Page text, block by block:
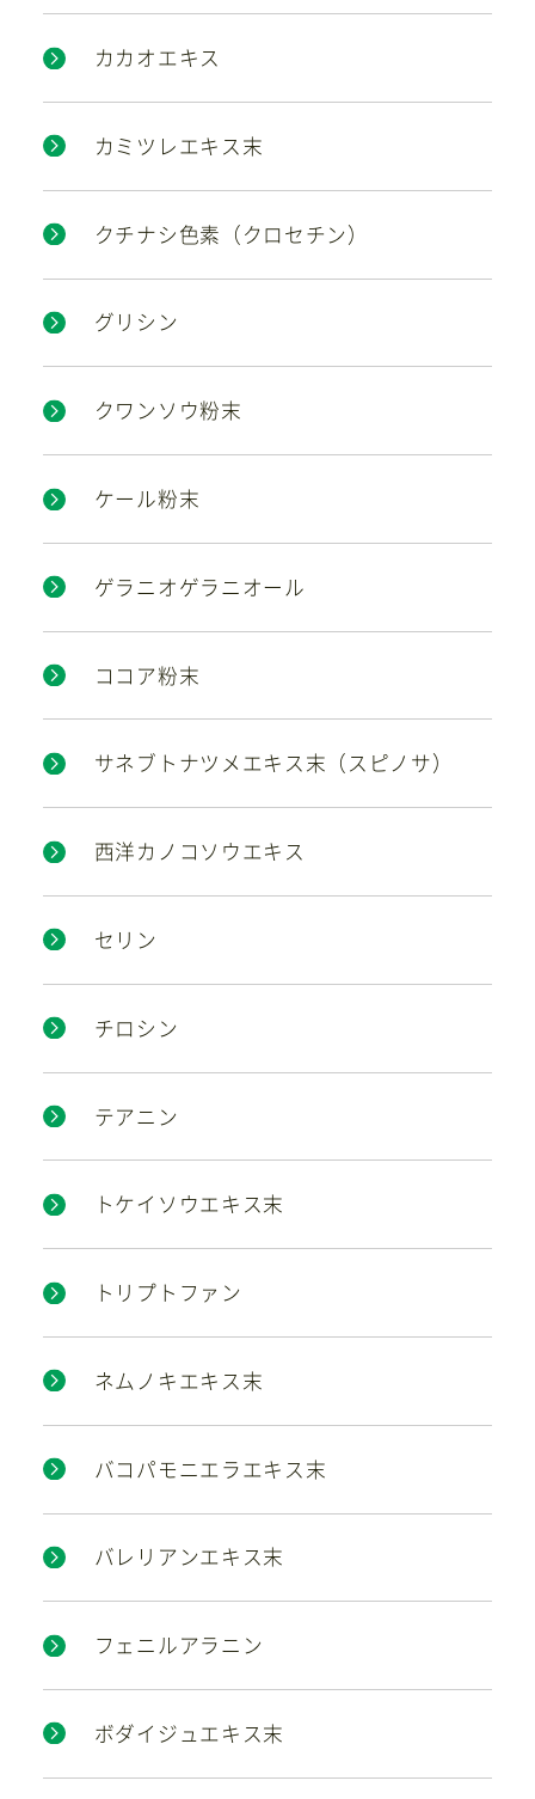
カカオエキス
カミツレエキス末
クチナシ色素（クロセチン）
グリシン
クワンソウ粉末
ケール粉末
ゲラニオゲラニオール
ココア粉末
サネブトナツメエキス末（スピノサ）
西洋カノコソウエキス
セリン
チロシン
テアニン
トケイソウエキス末
トリプトファン
ネムノキエキス末
バコパモニエラエキス末
バレリアンエキス末
フェニルアラニン
ボダイジュエキス末